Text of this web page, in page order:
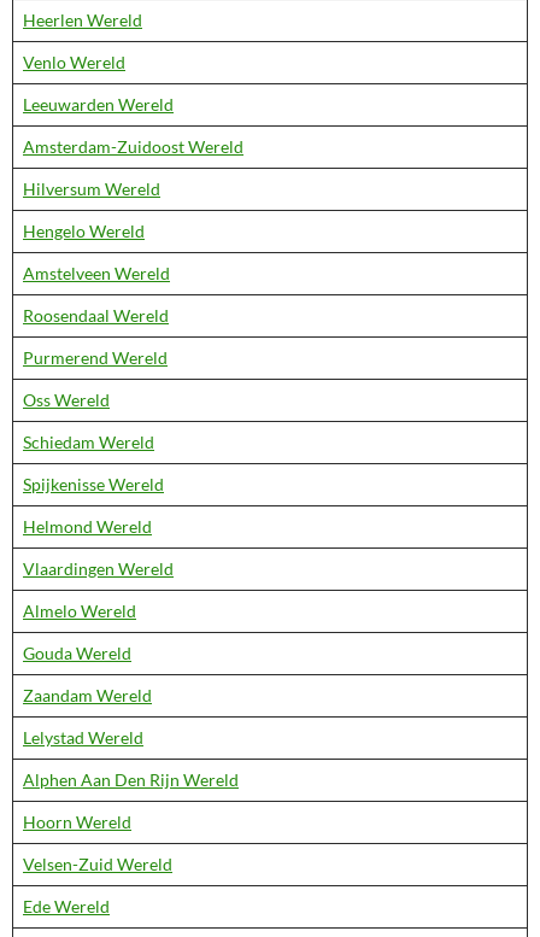
Heerlen Wereld
Venlo Wereld
Leeuwarden Wereld
Amsterdam-Zuidoost Wereld
Hilversum Wereld
Hengelo Wereld
Amstelveen Wereld
Roosendaal Wereld
Purmerend Wereld
Oss Wereld
Schiedam Wereld
Spijkenisse Wereld
Helmond Wereld
Vlaardingen Wereld
Almelo Wereld
Gouda Wereld
Zaandam Wereld
Lelystad Wereld
Alphen Aan Den Rijn Wereld
Hoorn Wereld
Velsen-Zuid Wereld
Ede Wereld